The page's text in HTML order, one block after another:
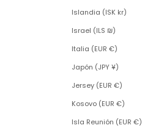
Islandia (ISK kr)
Israel (ILS ₪)
Italia (EUR €)
Japón (JPY ¥)
Jersey (EUR €)
Kosovo (EUR €)
Isla Reunión (EUR €)